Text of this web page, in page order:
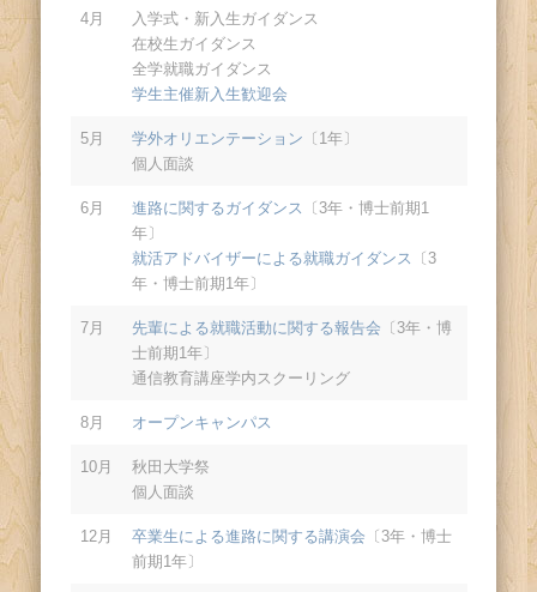
4月
入学式・新入生ガイダンス
在校生ガイダンス
全学就職ガイダンス
学生主催新入生歓迎会
5月 学外オリエンテーション 〔1年〕
個人面談
6月 進路に関するガイダンス 〔3年・博士前期1
年〕
就活アドバイザーによる就職ガイダンス 〔3
年・博士前期1年〕
7月 先輩による就職活動に関する報告会 〔3年・博
士前期1年〕
通信教育講座学内スクーリング
8月 オープンキャンパス
10月
秋田大学祭
個人面談
12月 卒業生による進路に関する講演会 〔3年・博士
前期1年〕